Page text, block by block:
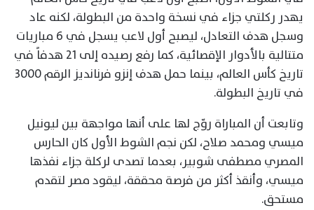
يهدر ركلتي جزاء في نسخة واحدة من البطولة، لكنه عاد
وسجل هدف التعادل، ليصبح أول لاعب يسجل في 6 مباريات
متتالية بالأدوار الإقصائية، كما رفع رصيده إلى 21 هدفاً في
تاريخ كأس العالم، بينما حمل هدف إنزو فرنانديز الرقم 3000
في تاريخ البطولة.
وتابعت أن المباراة روّج لها على أنها مواجهة بين ليونيل
ميسي ومحمد صلاح، لكن نجم الشوط الأول كان الحارس
المصري مصطفى شوبير، بعدما تصدى لركلة جزاء نفذها
ميسي، وأنقذ أكثر من فرصة محققة، ليقود مصر لتقدم
مستحق.